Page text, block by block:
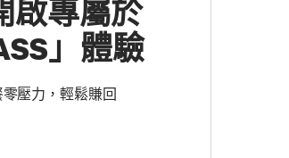
啟專屬於
」體驗
壓力，輕鬆賺回